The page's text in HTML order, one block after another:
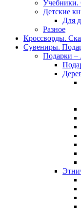
Учебники.
Детские
Для
Разное
Кроссворды.
Сувениры.
Подарки –